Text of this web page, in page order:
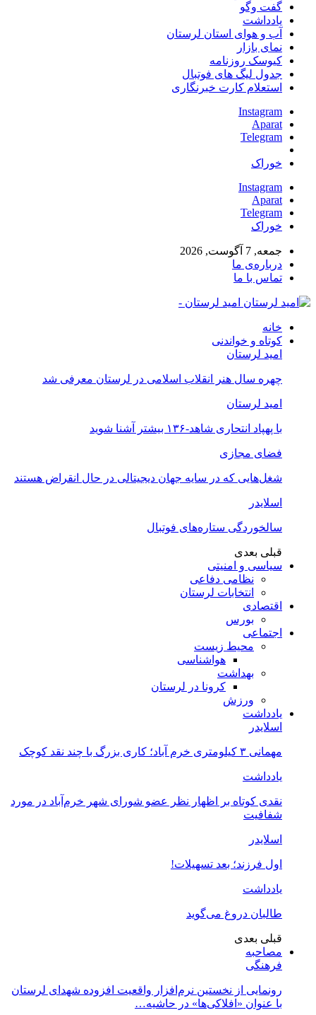
گفت وگو
یادداشت
آب و هوای استان لرستان
نمای بازار
کیوسک روزنامه
جدول لیگ های فوتبال
استعلام کارت خبرنگاری
Instagram
Aparat
Telegram
خوراک
Instagram
Aparat
Telegram
خوراک
جمعه, 7 آگوست, 2026
درباره‌ی ما
تماس با ما
امید لرستان -
خانه
کوتاه و خواندنی
امید لرستان
چهره سال هنر انقلاب اسلامی در لرستان معرفی شد
امید لرستان
با پهپاد انتحاری شاهد-۱۳۶ بیشتر آشنا شوید
فضای مجازی
شغل‌‌هایی که در سایه جهان دیجیتالی در حال انقراض هستند
اسلایدر
سالخوردگی ستاره‌های فوتبال
قبلی بعدی
سیاسی و امنیتی
نظامی دفاعی
انتخابات لرستان
اقتصادی
بورس
اجتماعی
محیط زیست
هواشناسی
بهداشت
کرونا در لرستان
ورزش
یادداشت
اسلایدر
مهمانی ۳ کیلومتری خرم آباد؛ کاری بزرگ با چند نقد کوچک
یادداشت
نقدی کوتاه بر اظهار نظر عضو شورای شهر خرم‌آباد در مورد
شفافیت
اسلایدر
اول فرزند؛ بعد تسهیلات!
یادداشت
طالبان دروغ می‌گوید
قبلی بعدی
مصاحبه
فرهنگی
رونمایی از نخستین نرم‌افزار واقعیت افزوده شهدای لرستان
با عنوان «افلاکی‌ها» در حاشیه…